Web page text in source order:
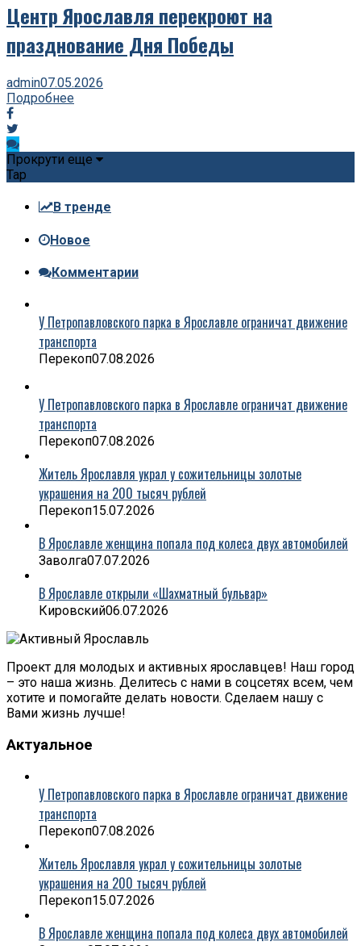
Центр Ярославля перекроют на
празднование Дня Победы
admin07.05.2026
Подробнее
Прокрути еще
Tap
В тренде
Новое
Комментарии
У Петропавловского парка в Ярославле ограничат движение
транспорта
Перекоп07.08.2026
У Петропавловского парка в Ярославле ограничат движение
транспорта
Перекоп07.08.2026
Житель Ярославля украл у сожительницы золотые
украшения на 200 тысяч рублей
Перекоп15.07.2026
В Ярославле женщина попала под колеса двух автомобилей
Заволга07.07.2026
В Ярославле открыли «Шахматный бульвар»
Кировский06.07.2026
Проект для молодых и активных ярославцев! Наш город
– это наша жизнь. Делитесь с нами в соцсетях всем, чем
хотите и помогайте делать новости. Сделаем нашу с
Вами жизнь лучше!
Актуальное
У Петропавловского парка в Ярославле ограничат движение
транспорта
Перекоп07.08.2026
Житель Ярославля украл у сожительницы золотые
украшения на 200 тысяч рублей
Перекоп15.07.2026
В Ярославле женщина попала под колеса двух автомобилей